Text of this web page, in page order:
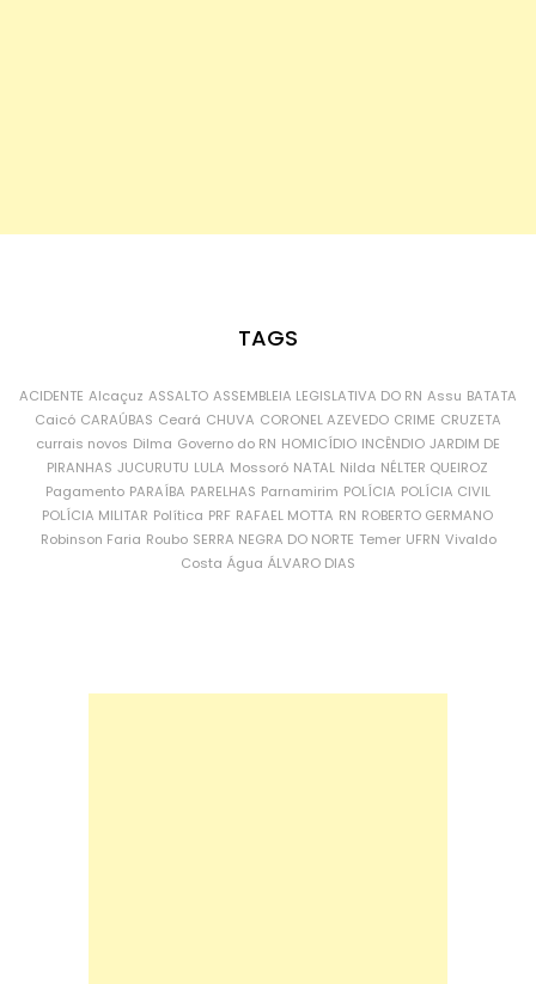
TAGS
ACIDENTE Alcaçuz ASSALTO ASSEMBLEIA LEGISLATIVA DO RN Assu BATATA
Caicó CARAÚBAS Ceará CHUVA CORONEL AZEVEDO CRIME CRUZETA
currais novos Dilma Governo do RN HOMICÍDIO INCÊNDIO JARDIM DE
PIRANHAS JUCURUTU LULA Mossoró NATAL Nilda NÉLTER QUEIROZ
Pagamento PARAÍBA PARELHAS Parnamirim POLÍCIA POLÍCIA CIVIL
POLÍCIA MILITAR Política PRF RAFAEL MOTTA RN ROBERTO GERMANO
Robinson Faria Roubo SERRA NEGRA DO NORTE Temer UFRN Vivaldo
Costa Água ÁLVARO DIAS